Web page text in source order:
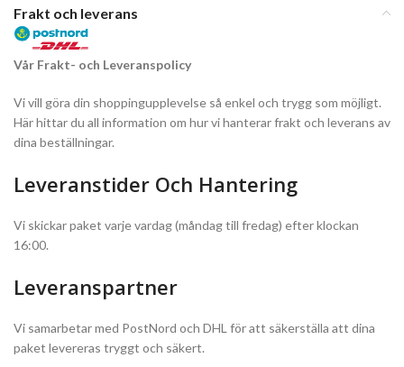
Frakt och leverans
Vår Frakt- och Leveranspolicy
Vi vill göra din shoppingupplevelse så enkel och trygg som möjligt.
Här hittar du all information om hur vi hanterar frakt och leverans av
dina beställningar.
Leveranstider Och Hantering
Vi skickar paket varje vardag (måndag till fredag) efter klockan
16:00.
Leveranspartner
Vi samarbetar med PostNord och DHL för att säkerställa att dina
paket levereras tryggt och säkert.